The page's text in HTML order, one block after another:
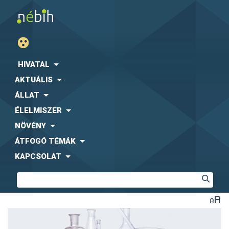
HIVATAL
AKTUÁLIS
ÁLLAT
ÉLELMISZER
NÖVÉNY
ÁTFOGÓ TÉMÁK
KAPCSOLAT